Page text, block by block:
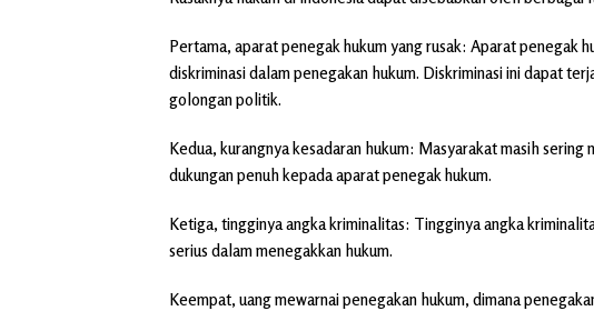
Pertama, aparat penegak hukum yang rusak: Aparat penegak
diskriminasi dalam penegakan hukum. Diskriminasi ini dapat
golongan politik.
Kedua, kurangnya kesadaran hukum: Masyarakat masih
dukungan penuh kepada aparat penegak hukum.
Ketiga, tingginya angka kriminalitas: Tingginya angka
serius dalam menegakkan hukum.
Keempat, uang mewarnai penegakan hukum, dimana